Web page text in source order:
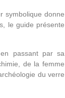
symbolique donne
le guide présente
passant par sa
de la femme
du verre